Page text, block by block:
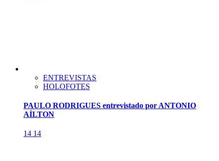
ENTREVISTAS
HOLOFOTES
PAULO RODRIGUES entrevistado por ANTONIO
AÍLTON
14 14